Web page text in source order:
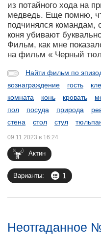
из потайного хода на
медведь. Еще помню,
подчинялся командам,
коня убивают
Фильм, как мне
на фильм « Черный
Найти фильм по
вознаграждение
гость
комната
конь кровать
пол
посуда природа
стена
стол стул
Актин
09.11.2023 в 16:24
Варианты: 1
Неотгаданное